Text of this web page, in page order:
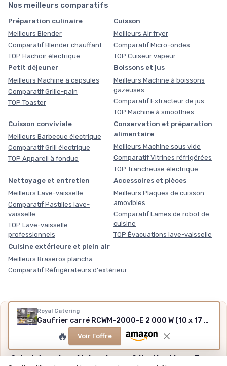
Royal Catering
Gaufrier carré RCWM-2000-E 2 000 W (10 x 17 cm)
🔥 Voir l'offre
Nos meilleurs comparatifs
Préparation culinaire
Meilleurs Blender
Comparatif Blender chauffant
TOP Hachoir électrique
Cuisson
Meilleurs Air fryer
Comparatif Micro-ondes
TOP Cuiseur vapeur
Petit déjeuner
Meilleurs Machine à capsules
Comparatif Grille-pain
TOP Toaster
Boissons et jus
Meilleurs Machine à boissons
gazeuses
Comparatif Extracteur de jus
TOP Machine à smoothies
Cuisson conviviale
Meilleurs Barbecue électrique
Comparatif Grill électrique
TOP Appareil à fondue
Conservation et préparation
alimentaire
Meilleurs Machine sous vide
Comparatif Vitrines réfrigérées
TOP Trancheuse électrique
Nettoyage et entretien
Meilleurs Lave-vaisselle
Comparatif Pastilles lave-
vaisselle
TOP Lave-vaisselle
professionnels
Accessoires et pièces
Meilleurs Plaques de cuisson
amovibles
Comparatif Lames de robot de
cuisine
TOP Évacuations lave-vaisselle
Cuisine extérieure et plein air
Meilleurs Braseros plancha
Comparatif Réfrigérateurs d'extérieur
Nos outils gratuits
Des chiffres plutôt que des impressions, sans inscription,
méthode et sources expliquées.
Calculateur du coût de cuisson·Sélection hiver·Tous